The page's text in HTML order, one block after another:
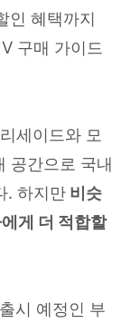
인 혜택까지
구매 가이드
세이드와 모
공간으로 국내
. 하지만 비슷
게 더 적합할
시 예정인 부